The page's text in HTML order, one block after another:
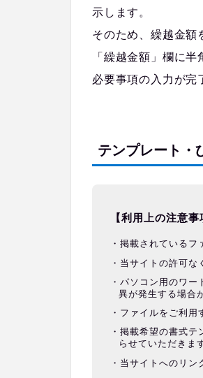
示します。
そのため、繰越金額
「繰越金額」欄に半
必要事項の入力が完
テンプレート・
【利用上の注意事
掲載されているフ
当サイトの許可な
パソコン用のワー
異が発生する場合
ファイルをご利用
掲載希望の書式テ
らせていただきま
当サイトへのリン